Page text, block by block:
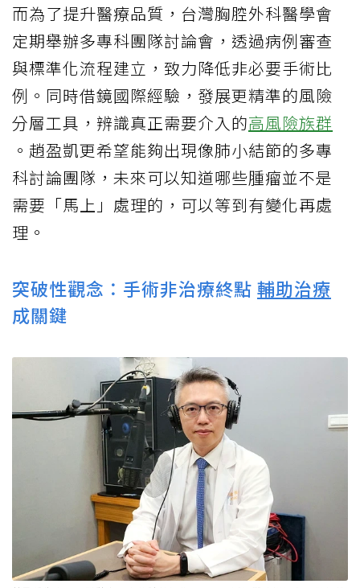
而為了提升醫療品質，台灣胸腔外科醫學會
定期舉辦多專科團隊討論會，透過病例審查
與標準化流程建立，致力降低非必要手術比
例。同時借鏡國際經驗，發展更精準的風險
分層工具，辨識真正需要介入的高風險族群
。趙盈凱更希望能夠出現像肺小結節的多專
科討論團隊，未來可以知道哪些腫瘤並不是
需要「馬上」處理的，可以等到有變化再處
理。
突破性觀念：手術非治療終點 輔助治療
成關鍵